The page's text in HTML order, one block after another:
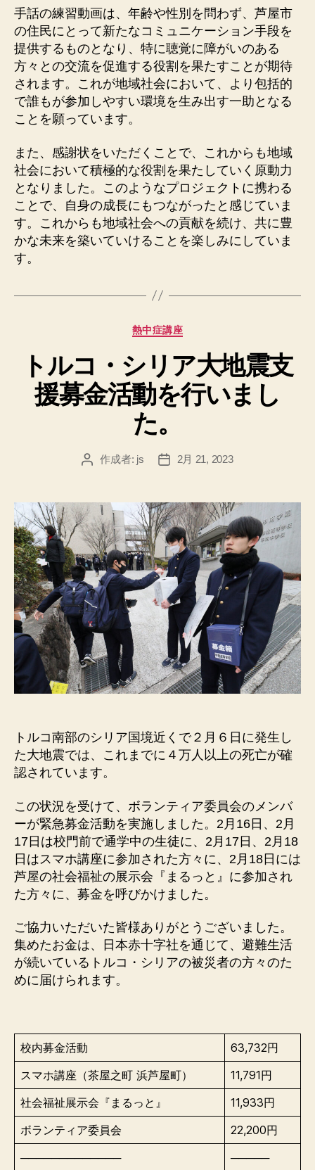
手話の練習動画は、年齢や性別を問わず、芦屋市
の住民にとって新たなコミュニケーション手段を
提供するものとなり、特に聴覚に障がいのある
方々との交流を促進する役割を果たすことが期待
されます。これが地域社会において、より包括的
で誰もが参加しやすい環境を生み出す一助となる
ことを願っています。
また、感謝状をいただくことで、これからも地域
社会において積極的な役割を果たしていく原動力
となりました。このようなプロジェクトに携わる
ことで、自身の成長にもつながったと感じていま
す。これからも地域社会への貢献を続け、共に豊
かな未来を築いていけることを楽しみにしていま
す。
カ
ゴ
リ
ー
熱中症講座
トルコ・シリア大地震支
援募金活動を行いまし
た。
投
作成者: js
投
2月 21, 2023
トルコ南部のシリア国境近くで２月６日に発生し
た大地震では、これまでに４万人以上の死亡が確
認されています。
この状況を受けて、ボランティア委員会のメンバ
ーが緊急募金活動を実施しました。2月16日、2月
17日は校門前で通学中の生徒に、2月17日、2月18
日はスマホ講座に参加された方々に、2月18日には
芦屋の社会福祉の展示会『まるっと』に参加され
た方々に、募金を呼びかけました。
ご協力いただいた皆様ありがとうございました。
集めたお金は、日本赤十字社を通じて、避難生活
が続いているトルコ・シリアの被災者の方々のた
めに届けられます。
校内募金活動
63,732円
スマホ講座（茶屋之町 浜芦屋町）
11,791円
社会福祉展示会『まるっと』
11,933円
ボランティア委員会
22,200円
─────────────
─────